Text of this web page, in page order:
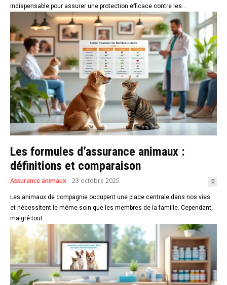
indispensable pour assurer une protection efficace contre les...
Les formules d’assurance animaux :
définitions et comparaison
Assurance animaux 23 octobre 2025 0
Les animaux de compagnie occupent une place centrale dans nos vies
et nécessitent le même soin que les membres de la famille. Cependant,
malgré tout...